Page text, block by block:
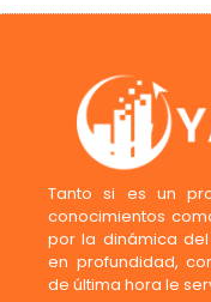
Tanto si es un
conocimientos
por la dinámica
en profundidad,
de última hora le